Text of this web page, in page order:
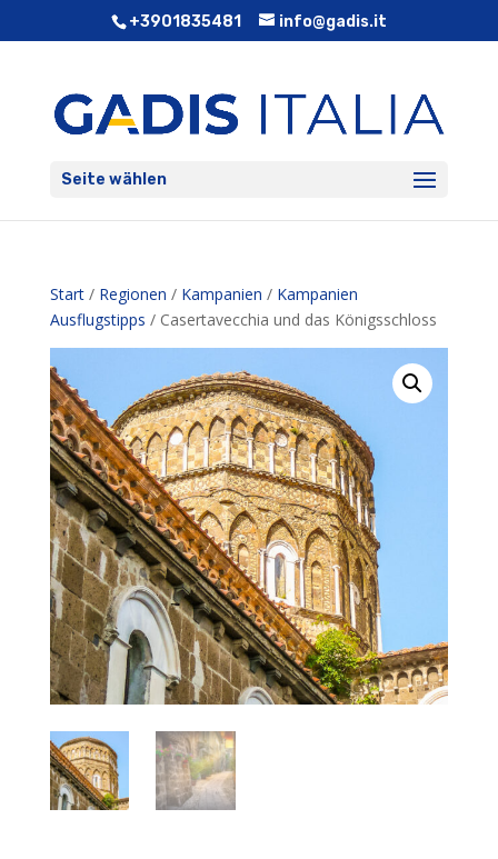
+3901835481 info@gadis.it
Seite wählen
Start/ Regionen / Kampanien / Kampanien
Ausflugstipps / Casertavecchia und das Königsschloss